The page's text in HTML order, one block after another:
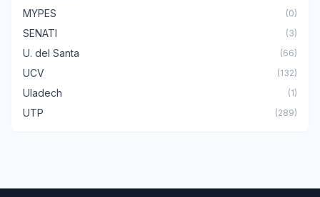
MYPES (0)
SENATI (3)
U. del Santa (66)
UCV (132)
Uladech (1)
UTP (289)